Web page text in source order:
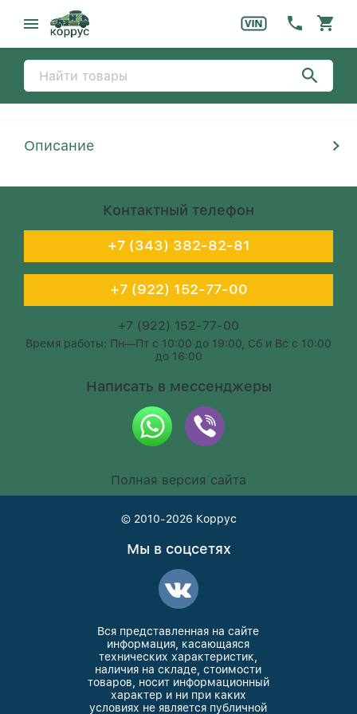
Описание
Контактный телефон
+7 (343) 382-82-81
+7 (922) 152-77-00
+7 (922) 152-77-00
Время работы: Пн—Пт с 10:00 до 19:00, Сб и Вс с 10:00
до 16:00
Написать в мессенджеры
Полная версия сайта
© 2010-2026 Коррус
Мы в соцсетях
Вся представленная на сайте
информация, касающаяся
технических характеристик,
наличия на складе, стоимости
товаров, носит информационный
характер и ни при каких
условиях не является публичной